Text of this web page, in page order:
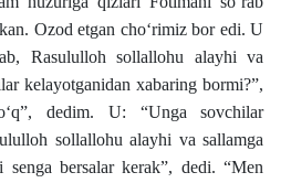
Ozod etgan cho‘rimiz bor edi. U
Rasululloh sollallohu alayhi va
kelayotganidan xabaring bormi?”,
dedim. U: “Unga sovchilar
sollallohu alayhi va sallamga
senga bersalar kerak”, dedi. “Men